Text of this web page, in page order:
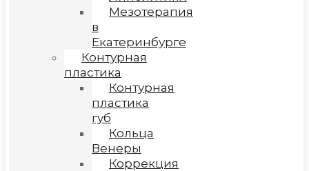
Мезотерапия
в
Екатеринбурге
Контурная
пластика
Контурная
пластика
губ
Кольца
Венеры
Коррекция